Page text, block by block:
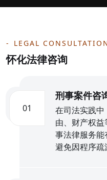
LEGAL
怀化法律咨询
01
刑事案件咨
在司法实践
由、财产权
事法律服务能
避免因程序疏